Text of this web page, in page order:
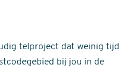
telproject dat weinig tijd
bij jou in de